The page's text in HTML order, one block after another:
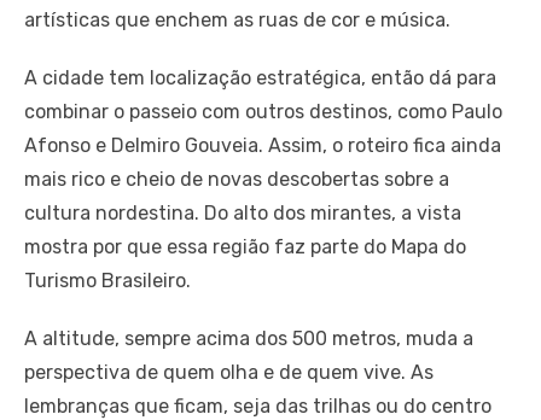
artísticas que enchem as ruas de cor e música.
A cidade tem localização estratégica, então dá para
combinar o passeio com outros destinos, como Paulo
Afonso e Delmiro Gouveia. Assim, o roteiro fica ainda
mais rico e cheio de novas descobertas sobre a
cultura nordestina. Do alto dos mirantes, a vista
mostra por que essa região faz parte do Mapa do
Turismo Brasileiro.
A altitude, sempre acima dos 500 metros, muda a
perspectiva de quem olha e de quem vive. As
lembranças que ficam, seja das trilhas ou do centro